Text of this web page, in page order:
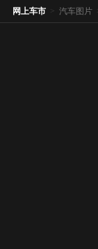
网上车市 > 汽车图片